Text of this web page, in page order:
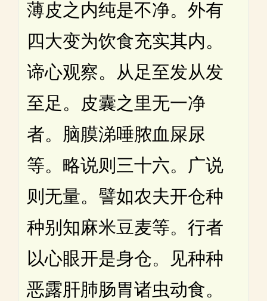
薄皮之内纯是不净。外有
四大变为饮食充实其内。
谛心观察。从足至发从发
至足。皮囊之里无一净
者。脑膜涕唾脓血屎尿
等。略说则三十六。广说
则无量。譬如农夫开仓种
种别知麻米豆麦等。行者
以心眼开是身仓。见种种
恶露肝肺肠胃诸虫动食。